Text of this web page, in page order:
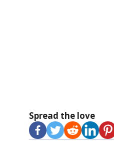
Spread the love